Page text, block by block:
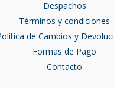
Despachos
Términos y condiciones
de Cambios y
Formas de Pago
Contacto